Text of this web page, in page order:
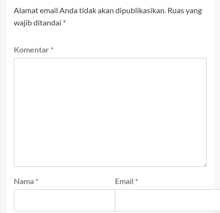
Alamat email Anda tidak akan dipublikasikan. Ruas yang
wajib ditandai *
Komentar *
Nama * Email *